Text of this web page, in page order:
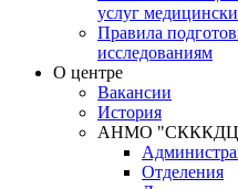
услуг
Правила
исследованиям
О центре
Вакансии
История
АНМО
Отделения